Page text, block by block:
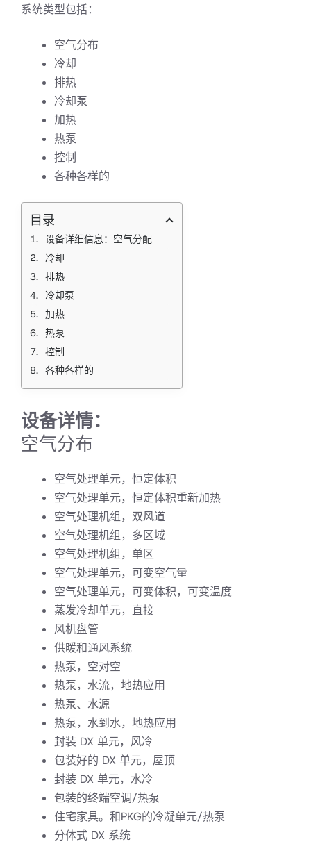
系统类型包括：
空气分布
冷却
排热
冷却泵
加热
热泵
控制
各种各样的
目录
设备详细信息：空气分配
冷却
排热
冷却泵
加热
热泵
控制
各种各样的
设备详情：
空气分布
空气处理单元，恒定体积
空气处理单元，恒定体积重新加热
空气处理机组，双风道
空气处理机组，多区域
空气处理机组，单区
空气处理单元，可变空气量
空气处理单元，可变体积，可变温度
蒸发冷却单元，直接
风机盘管
供暖和通风系统
热泵，空对空
热泵，水流，地热应用
热泵、水源
热泵，水到水，地热应用
封装 DX 单元，风冷
包装好的 DX 单元，屋顶
封装 DX 单元，水冷
包装的终端空调/热泵
住宅家具。和PKG的冷凝单元/热泵
分体式 DX 系统